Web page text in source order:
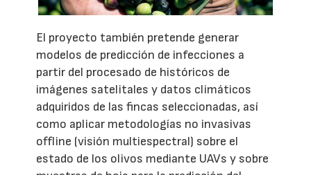
El proyecto también pretende generar
modelos de predicción de infecciones a
partir del procesado de históricos de
imágenes satelitales y datos climáticos
adquiridos de las fincas seleccionadas, así
como aplicar metodologías no invasivas
offline (visión multiespectral) sobre el
estado de los olivos mediante UAVs y sobre